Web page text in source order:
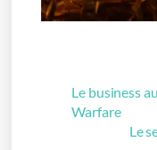
Le business
Warfare
Le